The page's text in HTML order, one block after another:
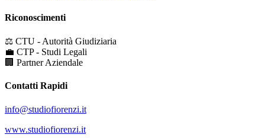
Riconoscimenti
⚖ CTU - Autorità Giudiziaria
💼 CTP - Studi Legali
🏢 Partner Aziendale
Contatti Rapidi
info@studiofiorenzi.it
www.studiofiorenzi.it